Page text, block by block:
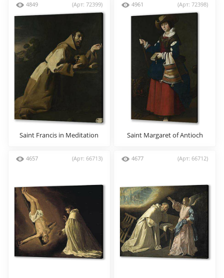
4849 (Арт: 72399)
Saint Francis in Meditation
4961 (Арт: 72398)
Saint Margaret of Antioch
4657 (Арт: 66713) 4677 (Арт: 66712)